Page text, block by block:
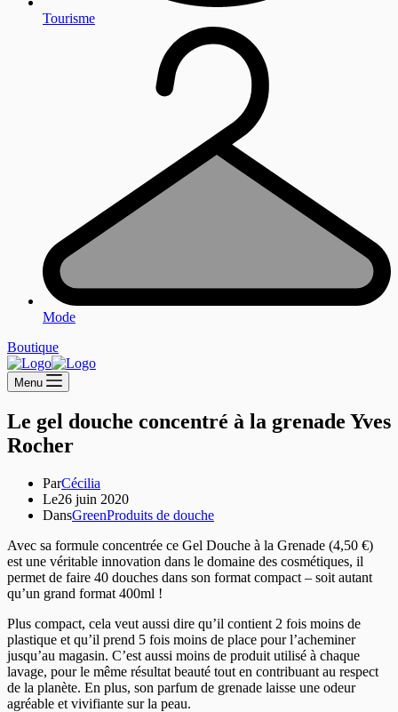
Tourisme
Mode
Boutique
Menu
Le gel douche concentré à la grenade Yves
Rocher
ParCécilia
Le26 juin 2020
DansGreenProduits de douche
Avec sa formule concentrée ce Gel Douche à la Grenade (4,50 €)
est une véritable innovation dans le domaine des cosmétiques, il
permet de faire 40 douches dans son format compact – soit autant
qu’un grand format 400ml !
Plus compact, cela veut aussi dire qu’il contient 2 fois moins de
plastique et qu’il prend 5 fois moins de place pour l’acheminer
jusqu’au magasin. C’est aussi moins de produit utilisé à chaque
lavage, pour le même résultat beauté tout en contribuant au respect
de la planète. En plus, son parfum de grenade laisse une odeur
agréable et vivifiante sur la peau.